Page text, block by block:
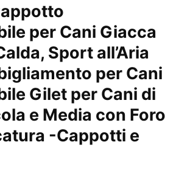
per Cani Giacca
Sport all’Aria
per Cani
Gilet per Cani di
e Media con Foro
-Cappotti e